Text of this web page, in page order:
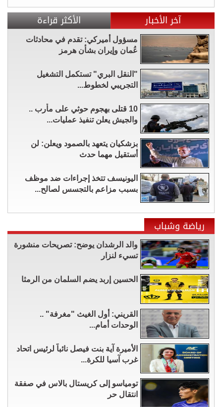
آخر الأخبار الأكثر قراءة
مسؤول أميركي: تقدم في محادثات
عُمان وإيران بشأن هرمز
"النقل البري" تستكمل التشغيل
التجريبي لخطوط...
10 قتلى بهجوم حوثي على مأرب ..
والجيش يعلن تنفيذ عمليات...
بزشكيان يتعهد بالصمود ويعلن: لن
أستقيل مهما حدث
اليونيسف تتخذ إجراءات ضد موظف
بسبب مزاعم بالتجسس لصالح...
رياضة وشباب
والد الرشدان يوضح: تصريحات منشورة
تسيء لنزار
الحسين إربد يضم السلمان من الرمثا
القريني: أول الغيث "مغرفة" ..
الوحدات أمام...
الأميرة آية بنت فيصل نائباً لرئيس اتحاد
غرب آسيا للكرة...
تومياسو إلى كريستال بالاس في صفقة
انتقال حر